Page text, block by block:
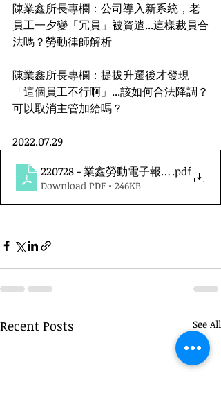
陳業鑫所長專欄：公司導入新系統，老
員工一夕變「冗員」被資遣...這樣裁員合
法嗎？勞動律師解析
陳業鑫所長專欄：提拔升遷後才發現
「這個員工不行啊」...該如何合法降調？
可以取消主管加給嗎？
2022.07.29
220728 - 業鑫勞動電子報第五十八期
.pdf
Download PDF • 246KB
Recent Posts See All